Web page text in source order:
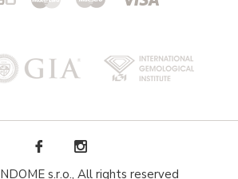
s.r.o., All rights reserved